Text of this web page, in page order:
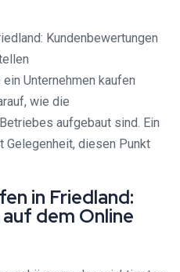
Kundenbewertungen
Unternehmen kaufen
wie die
aufgebaut sind. Ein
diesen Punkt
in Friedland:
dem Online